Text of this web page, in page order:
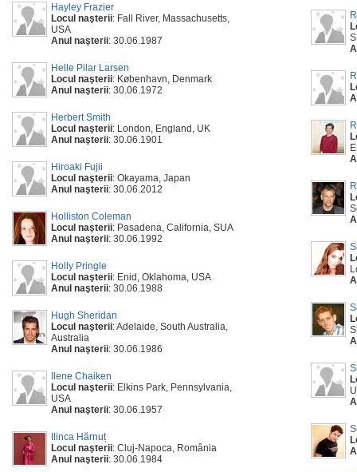
Hayley Frazier
Locul naşterii: Fall River, Massachusetts,
USA
Anul naşterii: 30.06.1987
Helle Pilar Larsen
Locul naşterii: København, Denmark
Anul naşterii: 30.06.1972
Herbert Smith
Locul naşterii: London, England, UK
Anul naşterii: 30.06.1901
Hiroaki Fujii
Locul naşterii: Okayama, Japan
Anul naşterii: 30.06.2012
Holliston Coleman
Locul naşterii: Pasadena, California, SUA
Anul naşterii: 30.06.1992
Holly Pringle
Locul naşterii: Enid, Oklahoma, USA
Anul naşterii: 30.06.1988
Hugh Sheridan
Locul naşterii: Adelaide, South Australia,
Australia
Anul naşterii: 30.06.1986
Ilene Chaiken
Locul naşterii: Elkins Park, Pennsylvania,
USA
Anul naşterii: 30.06.1957
Ilinca Hărnuț
Locul naşterii: Cluj-Napoca, România
Anul naşterii: 30.06.1984